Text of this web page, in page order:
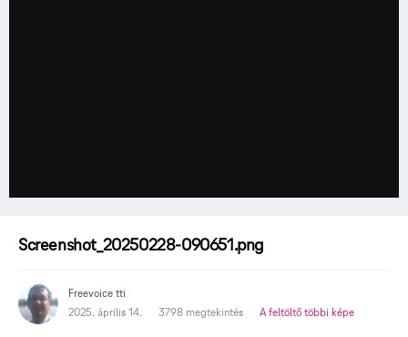
Screenshot_20250228-090651.png
Freevoice tti
2025. április 14.
3798 megtekintés A feltöltő többi képe